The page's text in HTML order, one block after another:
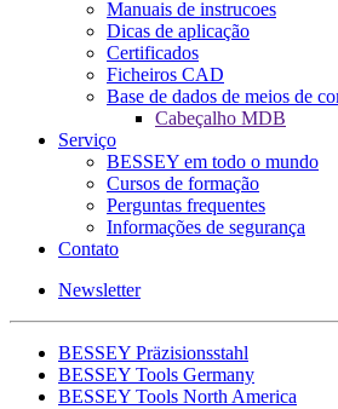
Manuais de instrucoes
Dicas de aplicação
Certificados
Ficheiros CAD
Base de dados de meios de
Cabeçalho MDB
Serviço
BESSEY em todo o mundo
Cursos de formação
Perguntas frequentes
Informações de segurança
Contato
Newsletter
BESSEY Präzisionsstahl
BESSEY Tools Germany
BESSEY Tools North America